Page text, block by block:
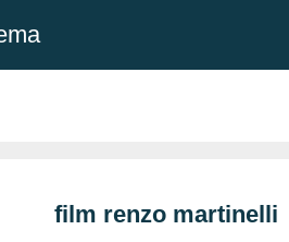
film renzo martinelli